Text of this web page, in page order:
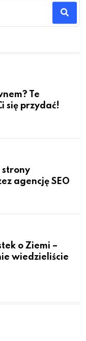
Te
się przydać!
strony
agencję SEO
o Ziemi –
wiedzieliście